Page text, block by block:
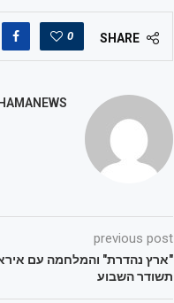
SHARE
0
previous post
"ארץ נהדרת" והמלחמה עם
תשודר השבוע